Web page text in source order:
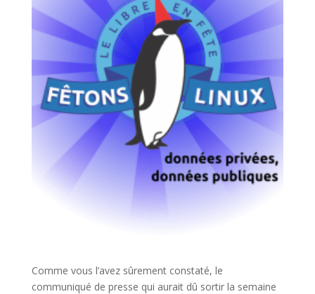
Comme vous l’avez sûrement constaté, le
communiqué de presse qui aurait dû sortir la semaine